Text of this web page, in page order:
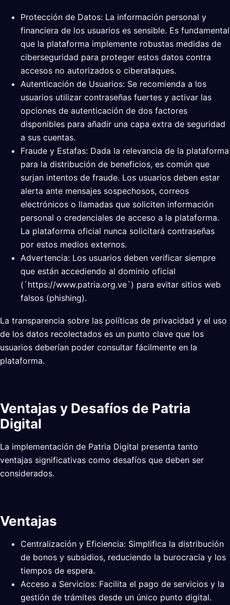
Protección de Datos: La información personal y
financiera de los usuarios es sensible. Es fundamental
que la plataforma implemente robustas medidas de
ciberseguridad para proteger estos datos contra
accesos no autorizados o ciberataques.
Autenticación de Usuarios: Se recomienda a los
usuarios utilizar contraseñas fuertes y activar las
opciones de autenticación de dos factores
disponibles para añadir una capa extra de seguridad
a sus cuentas.
Fraude y Estafas: Dada la relevancia de la plataforma
para la distribución de beneficios, es común que
surjan intentos de fraude. Los usuarios deben estar
alerta ante mensajes sospechosos, correos
electrónicos o llamadas que soliciten información
personal o credenciales de acceso a la plataforma.
La plataforma oficial nunca solicitará contraseñas
por estos medios externos.
Advertencia: Los usuarios deben verificar siempre
que están accediendo al dominio oficial
(`https://www.patria.org.ve`) para evitar sitios web
falsos (phishing).
La transparencia sobre las políticas de privacidad y el uso
de los datos recolectados es un punto clave que los
usuarios deberían poder consultar fácilmente en la
plataforma.
Ventajas y Desafíos de Patria
Digital
La implementación de Patria Digital presenta tanto
ventajas significativas como desafíos que deben ser
considerados.
Ventajas
Centralización y Eficiencia: Simplifica la distribución
de bonos y subsidios, reduciendo la burocracia y los
tiempos de espera.
Acceso a Servicios: Facilita el pago de servicios y la
gestión de trámites desde un único punto digital.